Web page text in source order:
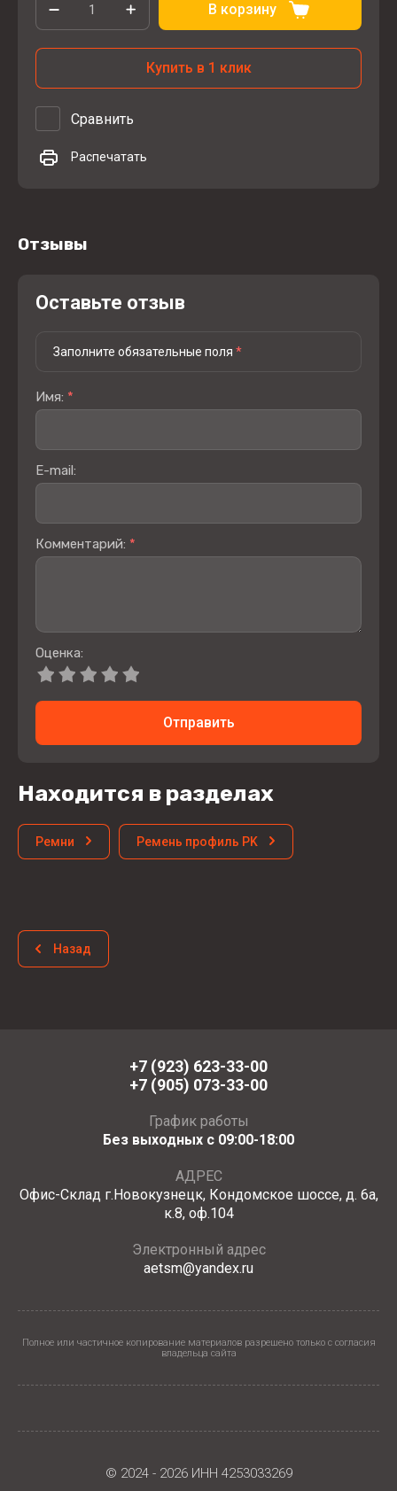
В корзину
Купить в 1 клик
Сравнить
Распечатать
Отзывы
Оставьте отзыв
Заполните обязательные поля *
Имя: *
E-mail:
Комментарий: *
Оценка:
Отправить
Находится в разделах
Ремни Ремень профиль PK
Назад
+7 (923) 623-33-00
+7 (905) 073-33-00
График работы
Без выходных с 09:00-18:00
АДРЕС
Офис-Склад г.Новокузнецк, Кондомское шоссе, д. 6а,
к.8, оф.104
Электронный адрес
aetsm@yandex.ru
Полное или частичное копирование материалов разрешено только с согласия
владельца сайта
© 2024 - 2026 ИНН 4253033269